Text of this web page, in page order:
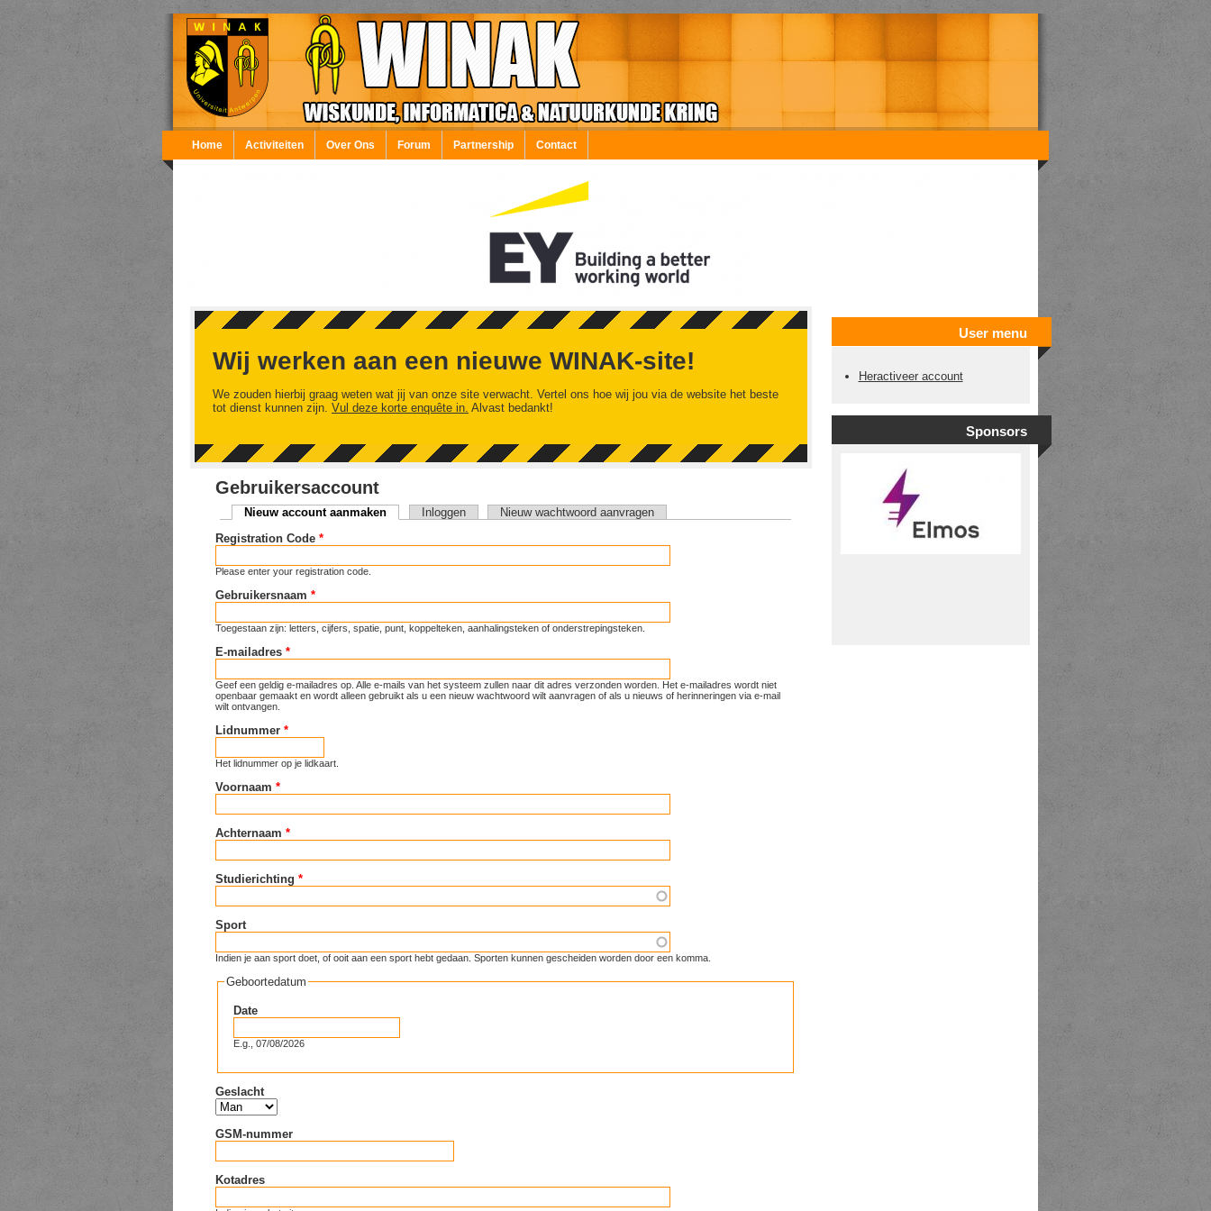
Overslaan en naar de inhoud gaan
Home Activiteiten Over Ons Forum Partnership Contact
Wij werken aan een nieuwe WINAK-site!
We zouden hierbij graag weten wat jij van onze site verwacht. Vertel ons hoe wij jou via de website het beste
tot dienst kunnen zijn. Vul deze korte enquête in. Alvast bedankt!
Gebruikersaccount
Primaire tabs
Nieuw account aanmaken (actieve tabblad)
Inloggen
Nieuw wachtwoord aanvragen
Registration Code *
Please enter your registration code.
Gebruikersnaam *
Toegestaan zijn: letters, cijfers, spatie, punt, koppelteken, aanhalingsteken of onderstrepingsteken.
E-mailadres *
Geef een geldig e-mailadres op. Alle e-mails van het systeem zullen naar dit adres verzonden worden. Het e-mailadres wordt niet
openbaar gemaakt en wordt alleen gebruikt als u een nieuw wachtwoord wilt aanvragen of als u nieuws of herinneringen via e-mail
wilt ontvangen.
Lidnummer *
Het lidnummer op je lidkaart.
Voornaam *
Achternaam *
Studierichting *
Sport
Indien je aan sport doet, of ooit aan een sport hebt gedaan. Sporten kunnen gescheiden worden door een komma.
Geboortedatum
Date
E.g., 07/08/2026
Geslacht
GSM-nummer
Kotadres
User menu
Heractiveer account
Sponsors